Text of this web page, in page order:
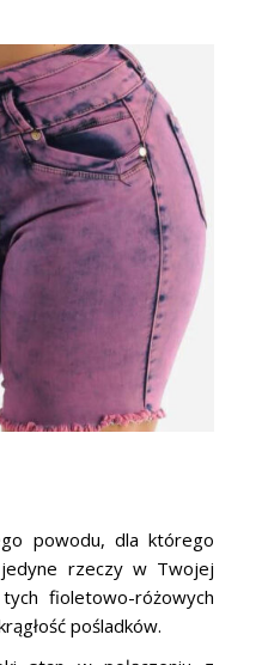
powodu, dla którego
rzeczy w Twojej
fioletowo-różowych
pośladków.